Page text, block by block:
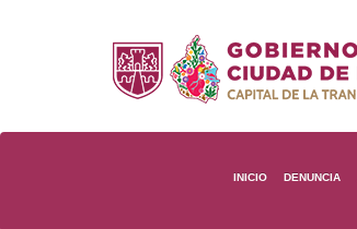
INICIO DENUNCIA